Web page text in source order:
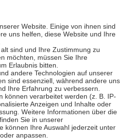
Website. Einige von ihnen sind
uns helfen, diese Website und Ihre
sind und Ihre Zustimmung zu
möchten, müssen Sie Ihre
Erlaubnis bitten.
andere Technologien auf unserer
sind essenziell, während andere uns
Ihre Erfahrung zu verbessern.
können verarbeitet werden (z. B. IP-
Anzeigen und Inhalte oder
Weitere Informationen über die
Sie in unserer
können Ihre Auswahl jederzeit unter
anpassen.